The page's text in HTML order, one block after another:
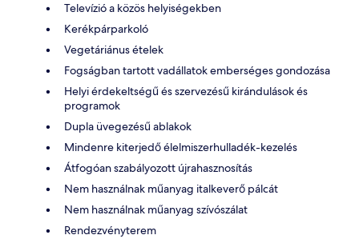
Televízió a közös helyiségekben
Kerékpárparkoló
Vegetáriánus ételek
Fogságban tartott vadállatok emberséges gondozása
Helyi érdekeltségű és szervezésű kirándulások és
programok
Dupla üvegezésű ablakok
Mindenre kiterjedő élelmiszerhulladék-kezelés
Átfogóan szabályozott újrahasznosítás
Nem használnak műanyag italkeverő pálcát
Nem használnak műanyag szívószálat
Rendezvényterem